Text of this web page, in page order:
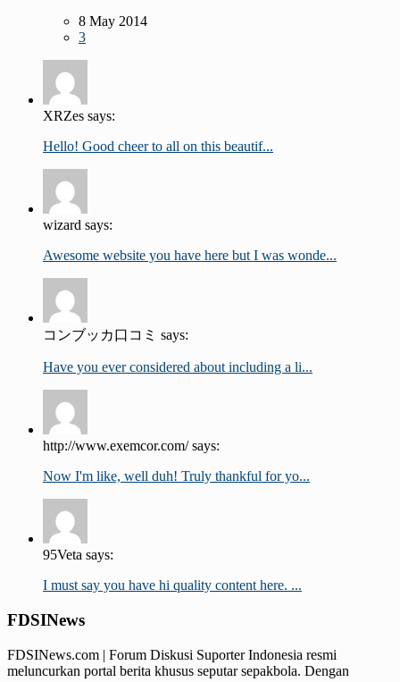
8 May 2014
3
XRZes says:
Hello! Good cheer to all on this beautif...
wizard says:
Awesome website you have here but I was wonde...
コンブッカ口コミ says:
Have you ever considered about including a li...
http://www.exemcor.com/ says:
Now I'm like, well duh! Truly thankful for yo...
95Veta says:
I must say you have hi quality content here. ...
FDSINews
FDSINews.com | Forum Diskusi Suporter Indonesia resmi
meluncurkan portal berita khusus seputar sepakbola. Dengan